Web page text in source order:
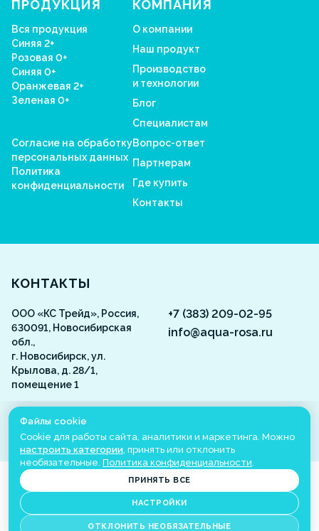
ПРОДУКЦИЯ
Вся продукция
Синяя 2+
Розовая 0+
Синяя 0+
Оранжевая 2+
Зеленая 0+
Согласие на обработку
персональных данных
Политика
конфиденциальности
КОМПАНИЯ
О компании
Наш продукт
Производство
и технологии
Блог
Специалистам
Вопрос-ответ
Партнерам
Где купить
Контакты
Aquarosa
КОНТАКТЫ
ООО «КС Трейд», Россия,
630091, Новосибирская
обл.,
г. Новосибирск, ул.
Крылова, д. 28/1,
помещение 1
+7 (383) 209-02-95
info@aqua-rosa.ru
ВКонтакте
©
Все права защищены
Настройки cookie
Сделано в
ИМЕЮТСЯ ПРОТИВОПОКАЗАНИЯ. НЕОБХОДИМО ПРОКОНСУЛЬТИРОВАТЬСЯ
Файлы cookie
Cookie для работы сайта, аналитики и маркетинга. Можно
настроить категории, принять или отклонить
необязательные. Политика конфиденциальности.
ПРИНЯТЬ ВСЕ
НАСТРОЙКИ
ОТКЛОНИТЬ НЕОБЯЗАТЕЛЬНЫЕ